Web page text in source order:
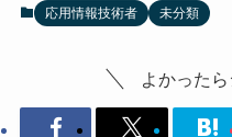
応用情報技術者 未分類
よかったら